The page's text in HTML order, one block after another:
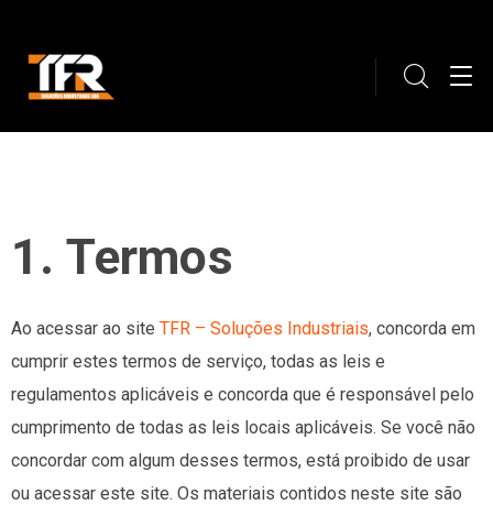
1. Termos
Ao acessar ao site TFR – Soluções Industriais, concorda em
cumprir estes termos de serviço, todas as leis e
regulamentos aplicáveis ​​e concorda que é responsável pelo
cumprimento de todas as leis locais aplicáveis. Se você não
concordar com algum desses termos, está proibido de usar
ou acessar este site. Os materiais contidos neste site são